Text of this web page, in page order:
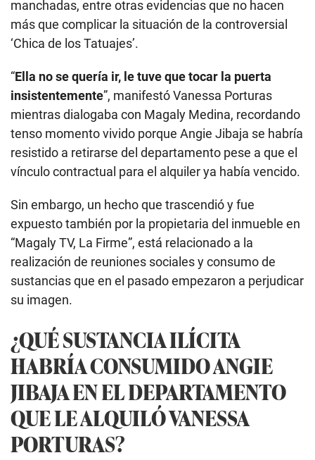
manchadas, entre otras evidencias que no hacen
más que complicar la situación de la controversial
‘Chica de los Tatuajes’.
“Ella no se quería ir, le tuve que tocar la puerta
insistentemente”, manifestó Vanessa Porturas
mientras dialogaba con Magaly Medina, recordando
tenso momento vivido porque Angie Jibaja se habría
resistido a retirarse del departamento pese a que el
vínculo contractual para el alquiler ya había vencido.
Sin embargo, un hecho que trascendió y fue
expuesto también por la propietaria del inmueble en
“Magaly TV, La Firme”, está relacionado a la
realización de reuniones sociales y consumo de
sustancias que en el pasado empezaron a perjudicar
su imagen.
¿QUÉ SUSTANCIA ILÍCITA
HABRÍA CONSUMIDO ANGIE
JIBAJA EN EL DEPARTAMENTO
QUE LE ALQUILÓ VANESSA
PORTURAS?